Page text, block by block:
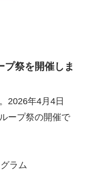
プ祭を開催しま
2026年4月4日
ープ祭の開催で
ラム